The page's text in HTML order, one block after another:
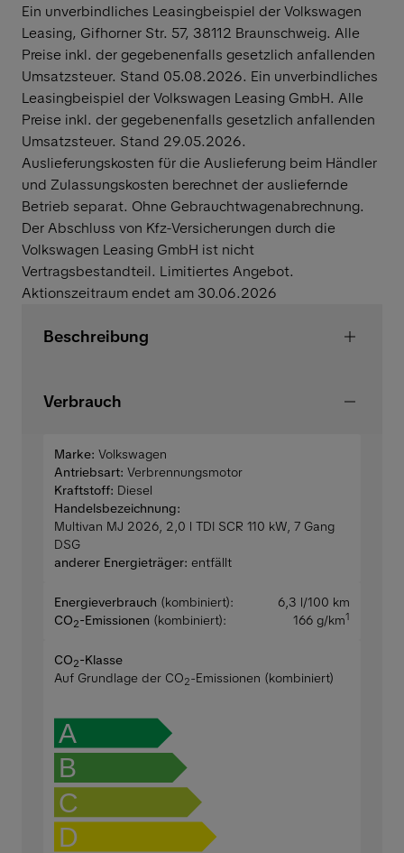
Ein unverbindliches Leasingbeispiel der Volkswagen
Leasing, Gifhorner Str. 57, 38112 Braunschweig. Alle
Preise inkl. der gegebenenfalls gesetzlich anfallenden
Umsatzsteuer. Stand 05.08.2026. Ein unverbindliches
Leasingbeispiel der Volkswagen Leasing GmbH. Alle
Preise inkl. der gegebenenfalls gesetzlich anfallenden
Umsatzsteuer. Stand 29.05.2026.
Auslieferungskosten für die Auslieferung beim Händler
und Zulassungskosten berechnet der ausliefernde
Betrieb separat. Ohne Gebrauchtwagenabrechnung.
Der Abschluss von Kfz-Versicherungen durch die
Volkswagen Leasing GmbH ist nicht
Vertragsbestandteil. Limitiertes Angebot.
Aktionszeitraum endet am 30.06.2026
Beschreibung
Verbrauch
Marke: Volkswagen
Antriebsart: Verbrennungsmotor
Kraftstoff: Diesel
Handelsbezeichnung:
Multivan MJ 2026, 2,0 l TDI SCR 110 kW, 7 Gang
DSG
anderer Energieträger: entfällt
Energieverbrauch (kombiniert):
6,3 l/100 km
CO2-Emissionen (kombiniert): 166 g/km1
CO2-Klasse
Auf Grundlage der CO2-Emissionen (kombiniert)
A
B
C
D